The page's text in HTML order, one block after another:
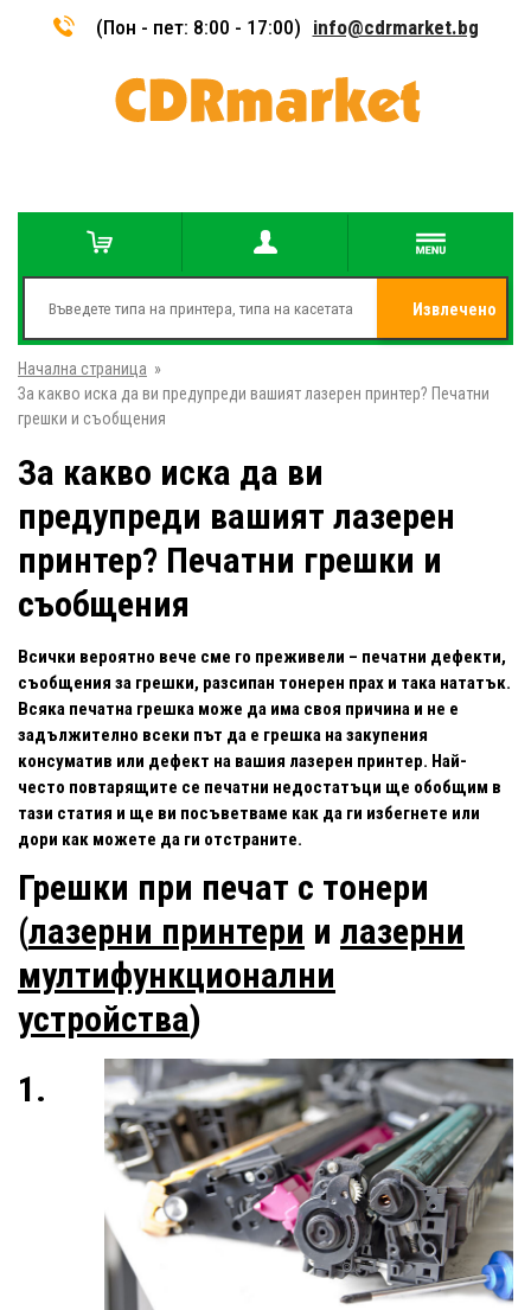
(Пон - пет: 8:00 - 17:00) info@cdrmarket.bg
Извлечено
Начална страница »
За какво иска да ви предупреди вашият лазерен принтер? Печатни
грешки и съобщения
За какво иска да ви
предупреди вашият лазерен
принтер? Печатни грешки и
съобщения
Всички вероятно вече сме го преживели – печатни дефекти,
съобщения за грешки, разсипан тонерен прах и така нататък.
Всяка печатна грешка може да има своя причина и не е
задължително всеки път да е грешка на закупения
консуматив или дефект на вашия лазерен принтер. Най-
често повтарящите се печатни недостатъци ще обобщим в
тази статия и ще ви посъветваме как да ги избегнете или
дори как можете да ги отстраните.
Грешки при печат с тонери
(лазерни принтери и лазерни
мултифункционални
устройства)
1.